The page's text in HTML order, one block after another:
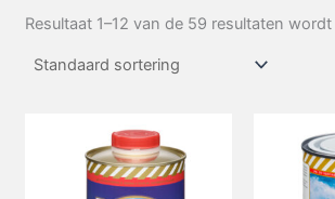
Resultaat 1–12 van de 59 resultaten
was:
€ 13,60.
prijs
is:
€ 12,25.
€